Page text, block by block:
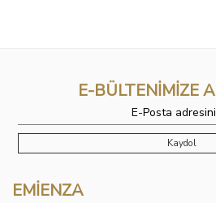
E-BÜLTENİMİZE
Kaydol
EMİENZA